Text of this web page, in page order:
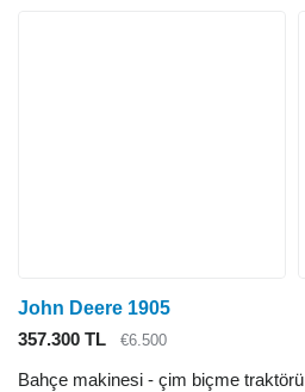
John Deere 1905
357.300 TL
€6.500
Bahçe makinesi - çim biçme traktörü